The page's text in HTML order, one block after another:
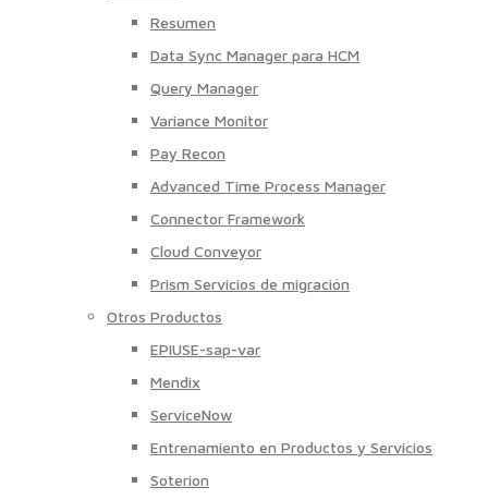
Resumen
Data Sync Manager para HCM
Query Manager
Variance Monitor
Pay Recon
Advanced Time Process Manager
Connector Framework
Cloud Conveyor
Prism Servicios de migración
Otros Productos
EPIUSE-sap-var
Mendix
ServiceNow
Entrenamiento en Productos y Servicios
Soterion